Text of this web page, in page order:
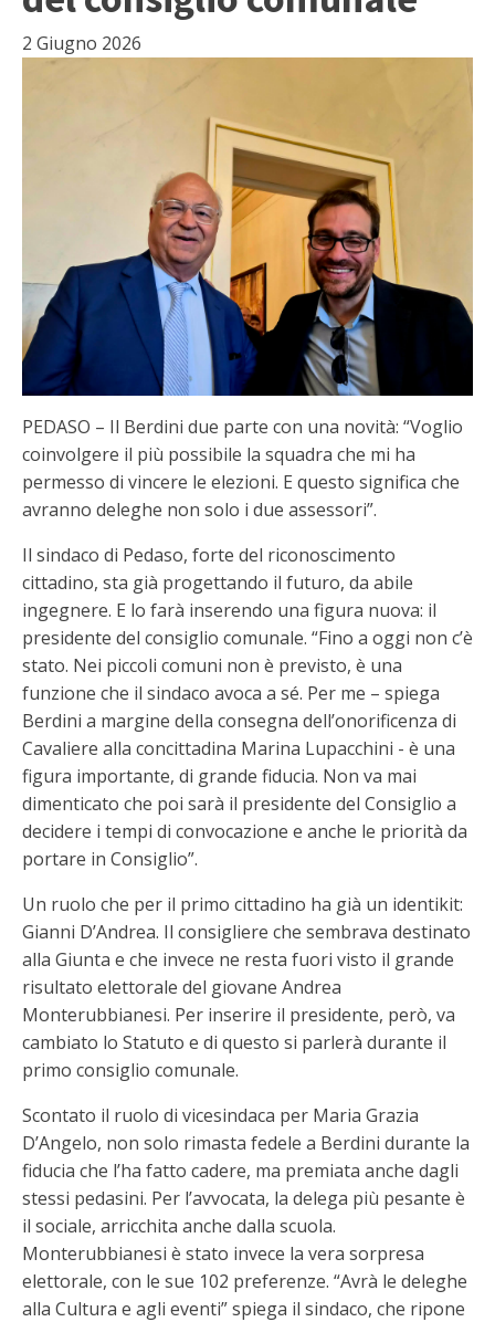
2 Giugno 2026
PEDASO – Il Berdini due parte con una novità: “Voglio
coinvolgere il più possibile la squadra che mi ha
permesso di vincere le elezioni. E questo significa che
avranno deleghe non solo i due assessori”.
Il sindaco di Pedaso, forte del riconoscimento
cittadino, sta già progettando il futuro, da abile
ingegnere. E lo farà inserendo una figura nuova: il
presidente del consiglio comunale. “Fino a oggi non c’è
stato. Nei piccoli comuni non è previsto, è una
funzione che il sindaco avoca a sé. Per me – spiega
Berdini a margine della consegna dell’onorificenza di
Cavaliere alla concittadina Marina Lupacchini - è una
figura importante, di grande fiducia. Non va mai
dimenticato che poi sarà il presidente del Consiglio a
decidere i tempi di convocazione e anche le priorità da
portare in Consiglio”.
Un ruolo che per il primo cittadino ha già un identikit:
Gianni D’Andrea. Il consigliere che sembrava destinato
alla Giunta e che invece ne resta fuori visto il grande
risultato elettorale del giovane Andrea
Monterubbianesi. Per inserire il presidente, però, va
cambiato lo Statuto e di questo si parlerà durante il
primo consiglio comunale.
Scontato il ruolo di vicesindaca per Maria Grazia
D’Angelo, non solo rimasta fedele a Berdini durante la
fiducia che l’ha fatto cadere, ma premiata anche dagli
stessi pedasini. Per l’avvocata, la delega più pesante è
il sociale, arricchita anche dalla scuola.
Monterubbianesi è stato invece la vera sorpresa
elettorale, con le sue 102 preferenze. “Avrà le deleghe
alla Cultura e agli eventi” spiega il sindaco, che ripone